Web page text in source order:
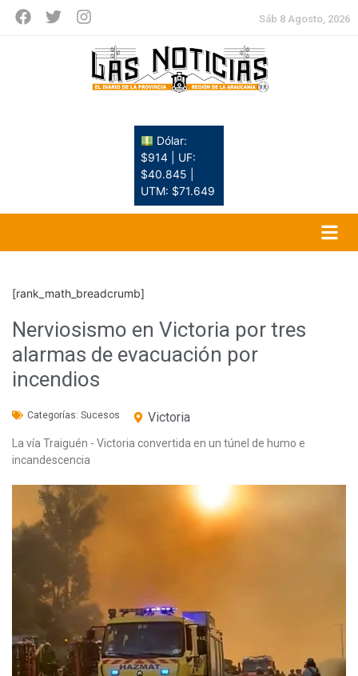
Sáb 8 Agosto, 2026
Dólar:
$914 | UF:
$40.845 |
UTM: $71.649
[rank_math_breadcrumb]
Nerviosismo en Victoria por tres
alarmas de evacuación por
incendios
Categorías: Sucesos Victoria
La vía Traiguén - Victoria convertida en un túnel de humo e
incandescencia